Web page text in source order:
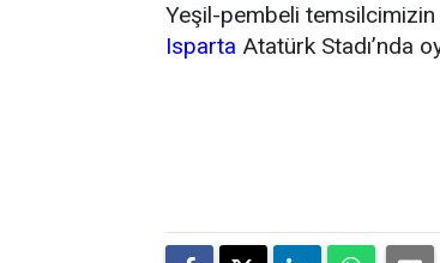
Yeşil-pembeli temsilcimizin
Isparta Atatürk Stadı’nda